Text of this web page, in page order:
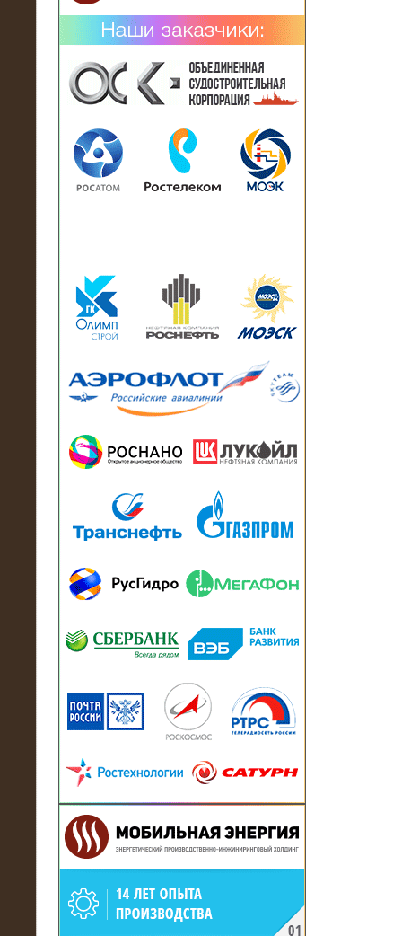
02.02.2019
Нагрузочный комплекс 26 МВт (10
кВ) поставлен в аренду на
13.07.2018
модуль в контейнере 2700 кВА на
Балтийский завод
Активно-реактивные нагрузочные
модули 15 МВт (21,5 МВА) На Кубок
конфедераций